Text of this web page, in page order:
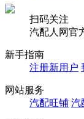
扫码关注
汽配人网官
新手指南
注册新用户
网站服务
汽配旺铺 汽